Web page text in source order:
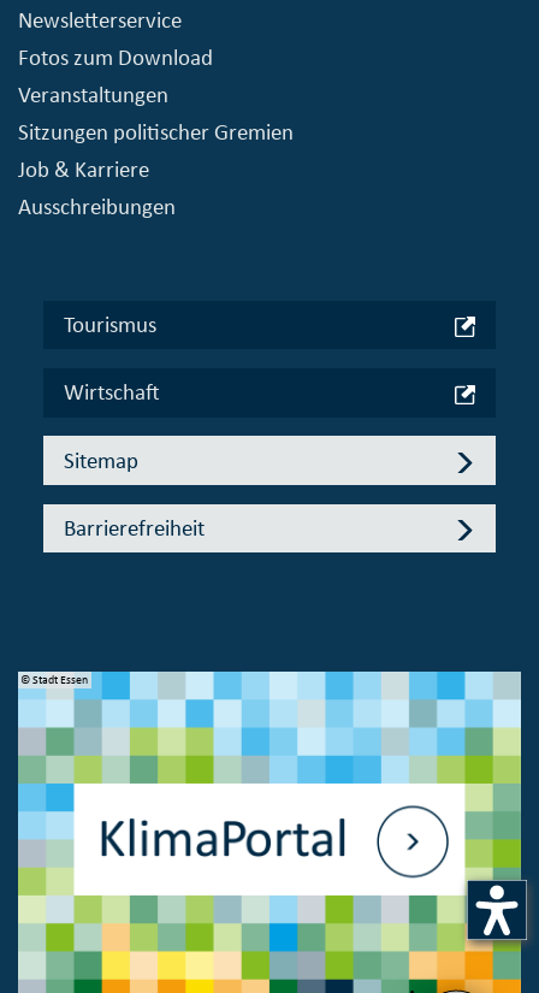
Newsletterservice
Fotos zum Download
Veranstaltungen
Sitzungen politischer Gremien
Job & Karriere
Ausschreibungen
Tourismus
Wirtschaft
Sitemap
Barrierefreiheit
© Stadt Essen